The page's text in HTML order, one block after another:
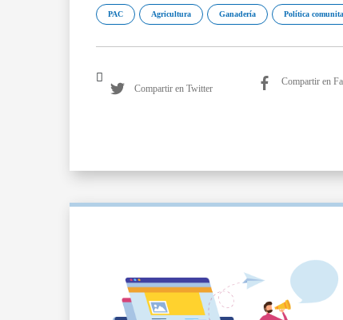
PAC Agricultura Ganadería Política
Compartir en Twitter
Compartir en